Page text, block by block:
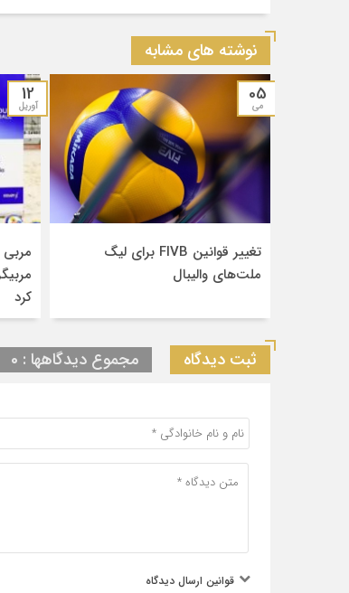
نوشته های مشابه
05
می
تغییر قوانین FIVB برای لیگ
ملت‌های والیبال
12
آوریل
مربی
کرد
ثبت دیدگاه مجموع دیدگاهها : 0
قوانین ارسال دیدگاه